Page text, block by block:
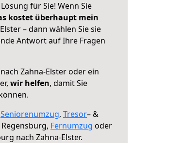
für Sie! Wenn Sie
kostet überhaupt mein
– dann wählen Sie sie
Antwort auf Ihre Fragen
Zahna-Elster oder ein
wir helfen, damit Sie
Seniorenumzug, Tresor– &
Fernumzug oder
nach Zahna-Elster.